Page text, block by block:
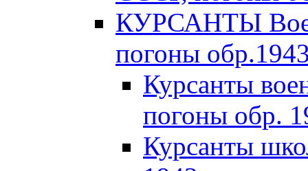
КУРСАНТЫ
погоны
Курсанты
погоны обр.
Курсанты